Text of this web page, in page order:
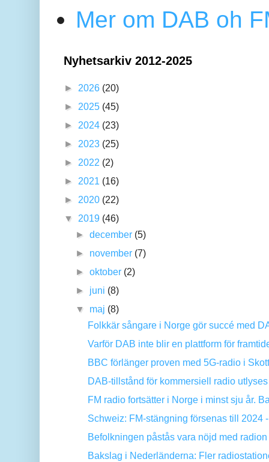
Mer om DAB oh
Nyhetsarkiv 2012-2025
► 2026 (20)
► 2025 (45)
► 2024 (23)
► 2023 (25)
► 2022 (2)
► 2021 (16)
► 2020 (22)
▼ 2019 (46)
►december (5)
► november (7)
►oktober (2)
► juni (8)
▼ maj (8)
Folkkär sångare i Norge gör succé med
Varför DAB inte blir en plattform för
BBC förlänger proven med 5G-radio i
DAB-tillstånd för kommersiell radio
FM radio fortsätter i Norge i minst sju år.
Schweiz: FM-stängning försenas till 2024
Befolkningen påstås vara nöjd med
Bakslag i Nederländerna: Fler